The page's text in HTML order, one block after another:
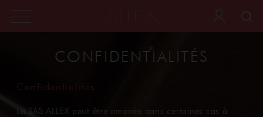
CONFIDENTIALITÉS
Confidentialités
La SAS ALLEX peut être amenée dans certaines cas à